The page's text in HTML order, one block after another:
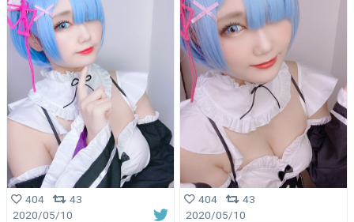
404
43
2020/05/10
404
43
2020/05/10